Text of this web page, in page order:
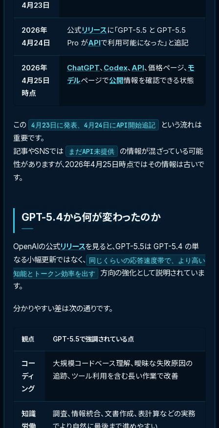
4月23日
2026年
4月24日
公式リリースに「GPT-5.5 と GPT-5.5
Pro がAPIで利用可能になった」と追記
2026年
4月25日
時点
ChatGPT、 Codex、 API、価格ページ、 モ
デルページで公開情報を確認できる状態
この 4月23日に発表、4月24日にAPI開始追記
という流れは
重要です。
記事やSNSでは
まだAPI未提供
の情報が混ざっている可能
性がありますが、2026年4月25日時点ではその情報は古いで
す。
GPT-5.4から何が変わったのか
OpenAIの公式リリースを見ると、GPT-5.5は GPT-5.4 の単
なる小幅更新ではなく、 同じくらいの応答速度帯で、より高い
知能とトークン効率を出す
方向の強化として説明されていま
す。
分かりやすい差は次の通りです。
観点 GPT-5.5で強調されている点
コー
ディ
ング
大規模コードベース理解、曖昧な失敗原因の
追跡、ツール利用を含む長い作業で改善
知識
調査、情報統合、文書作成、表計算などの実務